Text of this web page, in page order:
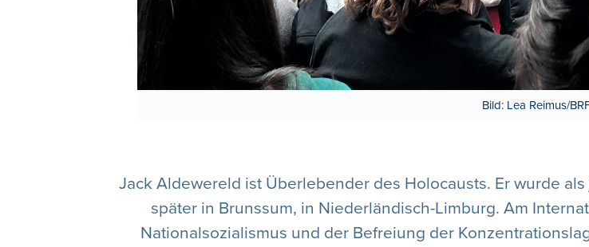
Bild: Lea Reimus/
Jack Aldewereld ist Überlebender des Holocausts. Er wurde
später in Brunssum, in Niederländisch-Limburg. Am
Nationalsozialismus und der Befreiung der